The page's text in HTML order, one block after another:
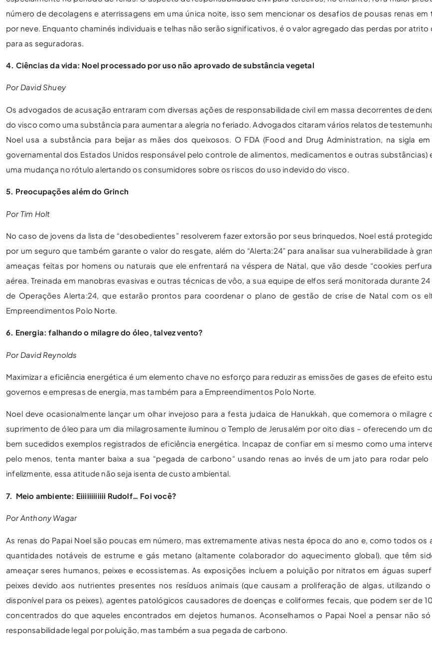
número de decolagens e aterrissagens em uma única noite, isso sem mencionar os desafios de pousas renas
por neve. Enquanto chaminés individuais e telhas não serão significativos, é o valor agregado das perdas por atrito
para as seguradoras.
4. Ciências da vida: Noel processado por uso não aprovado de substância vegetal
Por David Shuey
Os advogados de acusação entraram com diversas ações de responsabilidade civil em massa decorrentes de
do visco como uma substância para aumentar a alegria no feriado. Advogados citaram vários relatos de
Noel usa a substância para beijar as mães dos queixosos. O FDA (Food and Drug Administration, na sigla
governamental dos Estados Unidos responsável pelo controle de alimentos, medicamentos e outras substâncias)
uma mudança no rótulo alertando os consumidores sobre os riscos do uso indevido do visco.
5. Preocupações além do Grinch
Por Tim Holt
No caso de jovens da lista de “desobedientes” resolverem fazer extorsão por seus brinquedos, Noel está
por um seguro que também garante o valor do resgate, além do “Alerta:24” para analisar sua vulnerabilidade à
ameaças feitas por homens ou naturais que ele enfrentará na véspera de Natal, que vão desde “cookies
aérea. Treinada em manobras evasivas e outras técnicas de vôo, a sua equipe de elfos será monitorada durante
de Operações Alerta:24, que estarão prontos para coordenar o plano de gestão de crise de Natal com os
Empreendimentos Polo Norte.
6. Energia: falhando o milagre do óleo, talvez vento?
Por David Reynolds
Maximizar a eficiência energética é um elemento chave no esforço para reduzir as emissões de gases de efeito
governos e empresas de energia, mas também para a Empreendimentos Polo Norte.
Noel deve ocasionalmente lançar um olhar invejoso para a festa judaica de Hanukkah, que comemora o milagre
suprimento de óleo para um dia milagrosamente iluminou o Templo de Jerusalém por oito dias – oferecendo um
bem sucedidos exemplos registrados de eficiência energética. Incapaz de confiar em si mesmo como uma
pelo menos, tenta manter baixa a sua “pegada de carbono“ usando renas ao invés de um jato para rodar
infelizmente, essa atitude não seja isenta de custo ambiental.
7. Meio ambiente: Eiiiiiiiiiiii Rudolf… Foi você?
Por Anthony Wagar
As renas do Papai Noel são poucas em número, mas extremamente ativas nesta época do ano e, como todos os
quantidades notáveis ​​de estrume e gás metano (altamente colaborador do aquecimento global), que têm
ameaçar seres humanos, peixes e ecossistemas. As exposições incluem a poluição por nitratos em águas
peixes devido aos nutrientes presentes nos resíduos animais (que causam a proliferação de algas, utilizando
disponível para os peixes), agentes patológicos causadores de doenças e coliformes fecais, que podem ser de
concentrados do que aqueles encontrados em dejetos humanos. Aconselhamos o Papai Noel a pensar não
responsabilidade legal por poluição, mas também a sua pegada de carbono.